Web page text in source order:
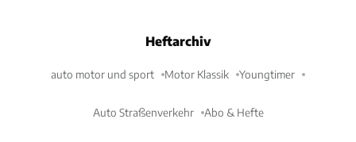
Heftarchiv
auto motor und sport Motor Klassik Youngtimer
Auto Straßenverkehr Abo & Hefte